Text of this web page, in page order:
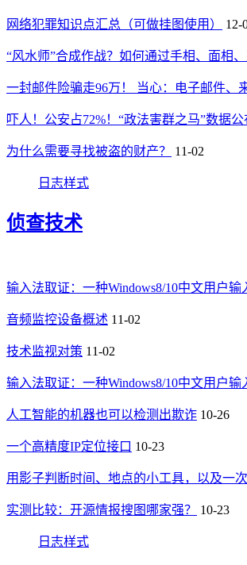
网络犯罪知识点汇总（可做挂图使用） 12-
“风水师”合成作战？如何通过手相、面相
一封邮件险骗走96万！ 当心：电子邮件、
吓人！公安占72%！“政法害群之马”数据公
为什么需要寻找被盗的财产？ 11-02
日志样式
侦查技术
输入法取证：一种Windows8/10中文用户输
音频监控设备概述 11-02
技术监视对策 11-02
输入法取证：一种Windows8/10中文用户输
人工智能的机器也可以检测出欺诈 10-26
一个高精度IP定位接口 10-23
用影子判断时间、地点的小工具，以及一
实测比较：开源情报搜图哪家强？ 10-23
日志样式